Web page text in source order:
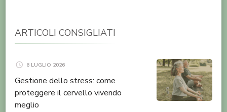
ARTICOLI CONSIGLIATI
6 LUGLIO 2026
Gestione dello stress: come
proteggere il cervello vivendo
meglio